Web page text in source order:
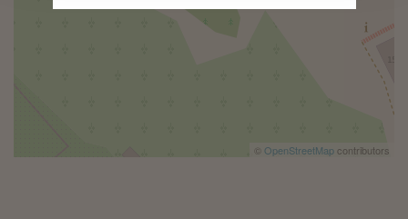
© OpenStreetMap contributors